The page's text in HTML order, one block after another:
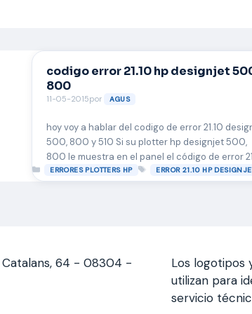
codigo error 21.10 hp designjet
800
11-05-2015por AGUS
hoy voy a hablar del codigo de error 21.10
500, 800 y 510 Si su plotter hp designjet 500,
800 le muestra en el panel el código de error
le esta indicando que debe reemplazar la
Categorías
ERRORES PLOTTERS HP Etiquetas
ERROR 21.10 HP
Catalans, 64 - 08304 -
Los logotipos
utilizan para
servicio